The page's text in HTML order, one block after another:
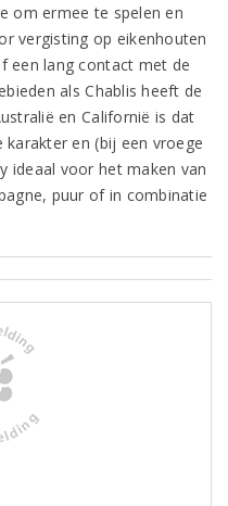
om ermee te spelen en
vergisting op eikenhouten
een lang contact met de
als Chablis heeft de
en Californië is dat
en (bij een vroege
ideaal voor het maken van
puur of in combinatie